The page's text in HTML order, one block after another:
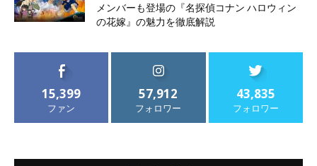
メンバーも登場の『名探偵コナン ハロウィン
の花嫁』の魅力を徹底解説
15,399
ファン
57,912
フォロワー
43,835
フォロワー